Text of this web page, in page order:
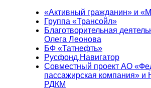
«Активный гражданин» и
Группа «Трансойл»
Благотворительная
Олега Леонова
БФ «Татнефть»
Русфонд.Навигатор
Совместный проект АО
пассажирская компания» и
РДКМ